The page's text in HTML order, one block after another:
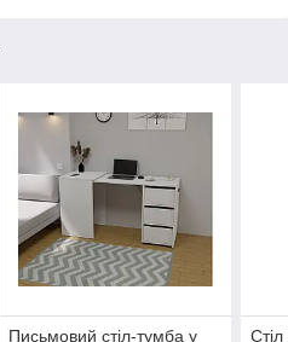
Письмовий стіл-тумба у